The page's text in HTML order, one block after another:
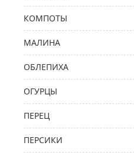
КОМПОТЫ
МАЛИНА
ОБЛЕПИХА
ОГУРЦЫ
ПЕРЕЦ
ПЕРСИКИ